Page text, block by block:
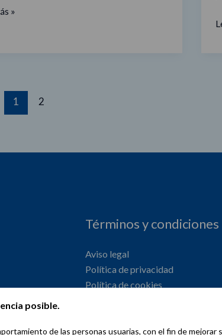
posible.
de las personas usuarias, con el fin de
»
1 2
Términos y condiciones
Aviso legal
Política de privacidad
Política de cookies